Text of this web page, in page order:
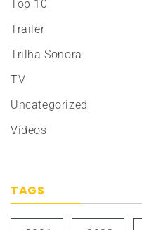
Top 10
Trailer
Trilha Sonora
TV
Uncategorized
Vídeos
TAGS